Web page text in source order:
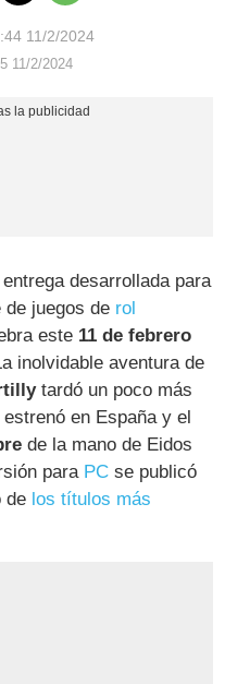
11/2/2024
11/2/2024
desarrollada para
de juegos de rol
este 11 de febrero
inolvidable aventura de
tardó un poco más
en España y el
de la mano de Eidos
para PC se publicó
de los títulos más